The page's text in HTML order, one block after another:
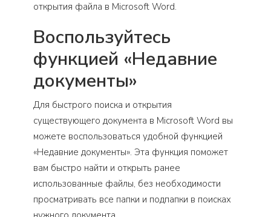
открытия файла в Microsoft Word.
Воспользуйтесь
функцией «Недавние
документы»
Для быстрого поиска и открытия
существующего документа в Microsoft Word вы
можете воспользоваться удобной функцией
«Недавние документы». Эта функция поможет
вам быстро найти и открыть ранее
использованные файлы, без необходимости
просматривать все папки и подпапки в поисках